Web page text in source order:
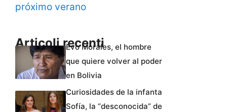
próximo verano
Articoli recentiEvo Morales, el hombre
que quiere volver al poder
en Bolivia
Curiosidades de la infanta
Sofía, la “desconocida” de